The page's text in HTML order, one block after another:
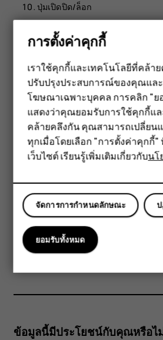
สมาร์ทโฟน
ฟีเจอร์โฟน
อุปกรณ์เสริม
แท็บเล็ต
ปุ่มเปิดปิด/ล็อก
อุปกรณ์เสริมบางอย่างที่กล่าวถึงในคู่มือ
ชุดหูฟัง หรือสายข้อมูล อาจจำหน่ายแยกต่
ส่วนประกอบและช่องเสียบ อำนาจ
อย่าต่อโทรศัพท์กับอุปกรณ์ที่ส่งสัญญาณข
โทรศัพท์เกิดความเสียหายได้ ห้ามเชื่อมต่
กับช่องเสียบสัญญาณเสียง หากคุณเชื่อม
ชุดหูฟังใดๆ ที่ไม่ได้รับการรับรองให้ใช้กั
เสียบสัญญาณเสียง โปรดให้ความสำคัญกั
ชิ้นส่วนของอุปกรณ์มีคุณสมบัติเป็นแม่เห
วัสดุที่เป็นโลหะ ห้ามวางบัตรเครดิตหรือ
ใกล้กับอุปกรณ์เป็นเวลานานๆ เนื่องจาก
หายได้
ข้อมูลนี้มีประโยชน์กับคุณหรือไ
การตั้งค่าคุกกี้
เราใช้คุกกี้และเทคโนโลยีที่คล้า
ปรับปรุงประสบการณ์ของคุณแล
โฆษณาเฉพาะบุคคล การคลิก "
แสดงว่าคุณยอมรับการใช้คุกกี้แ
คล้ายคลึงกัน คุณสามารถเปลี่ยน
ทุกเมื่อโดยเลือก "การตั้งค่าคุกกี้"
เว็บไซต์ เรียนรู้เพิ่มเติมเกี่ยวกับนโ
จัดการการกำหนดลักษณะ
ยอมรับทั้งหมด